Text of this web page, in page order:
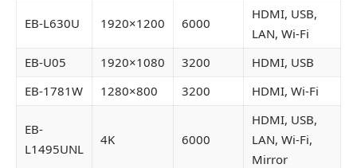
EB-L630U 1920×1200 6000
HDMI, USB,
LAN, Wi-Fi
EB-U05
1920×1080 3200
HDMI, USB
EB-1781W
1280×800 3200 HDMI, Wi-Fi
EB-
L1495UNL
4K 6000
HDMI, USB,
LAN, Wi-Fi,
Mirror